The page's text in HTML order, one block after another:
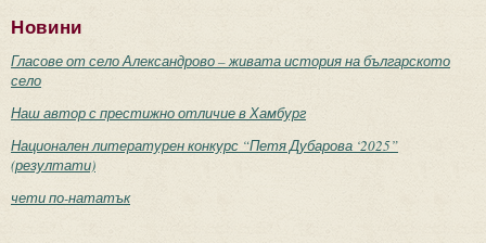
Новини
Гласове от село Александрово – живата история на българското
село
Наш автор с престижно отличие в Хамбург
Национален литературен конкурс “Петя Дубарова ‘2025”
(резултати)
чети по-нататък